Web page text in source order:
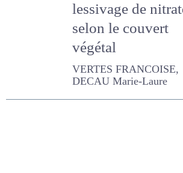
minéral dans les
sols : risque de
lessivage de nitrate
selon le couvert
végétal